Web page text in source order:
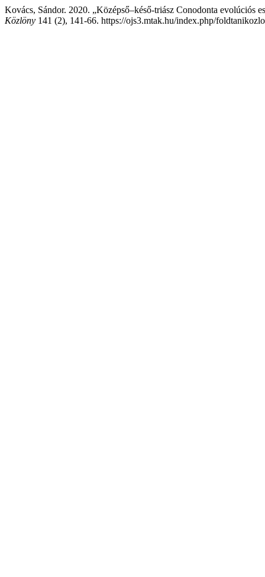
Kovács, Sándor. 2020. „Középső–késő-triász Conodonta evolúciós
Közlöny 141 (2), 141-66. https://ojs3.mtak.hu/index.php/